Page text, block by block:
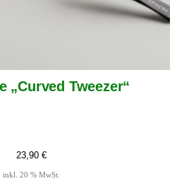
„Curved Tweezer“
23,90 €
inkl. 20 % MwSt.